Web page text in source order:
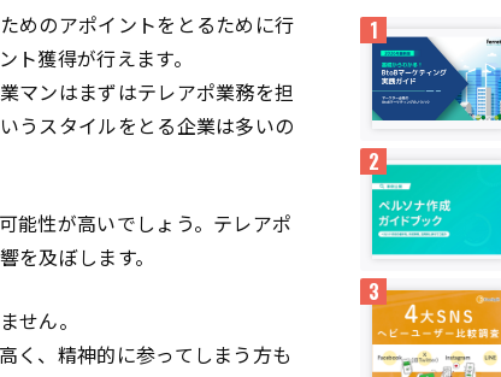
めのアポイントをとるために行
獲得が行えます。
マンはまずはテレアポ業務を担
うスタイルをとる企業は多いの
能性が高いでしょう。テレアポ
及ぼします。
せん。
く、精神的に参ってしまう方も